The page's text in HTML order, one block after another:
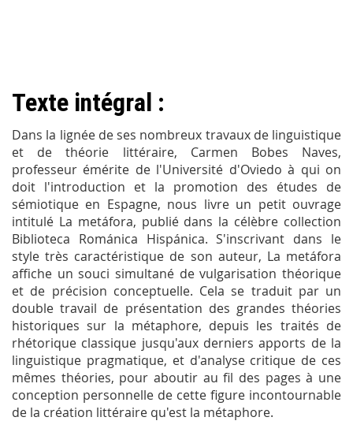
Texte intégral :
Dans la lignée de ses nombreux travaux de linguistique
et de théorie littéraire, Carmen Bobes Naves,
professeur émérite de l'Université d'Oviedo à qui on
doit l'introduction et la promotion des études de
sémiotique en Espagne, nous livre un petit ouvrage
intitulé La metáfora, publié dans la célèbre collection
Biblioteca Románica Hispánica. S'inscrivant dans le
style très caractéristique de son auteur, La metáfora
affiche un souci simultané de vulgarisation théorique
et de précision conceptuelle. Cela se traduit par un
double travail de présentation des grandes théories
historiques sur la métaphore, depuis les traités de
rhétorique classique jusqu'aux derniers apports de la
linguistique pragmatique, et d'analyse critique de ces
mêmes théories, pour aboutir au fil des pages à une
conception personnelle de cette figure incontournable
de la création littéraire qu'est la métaphore.